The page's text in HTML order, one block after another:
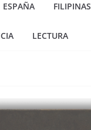
ESPAÑA FILIPINAS
LECTURA